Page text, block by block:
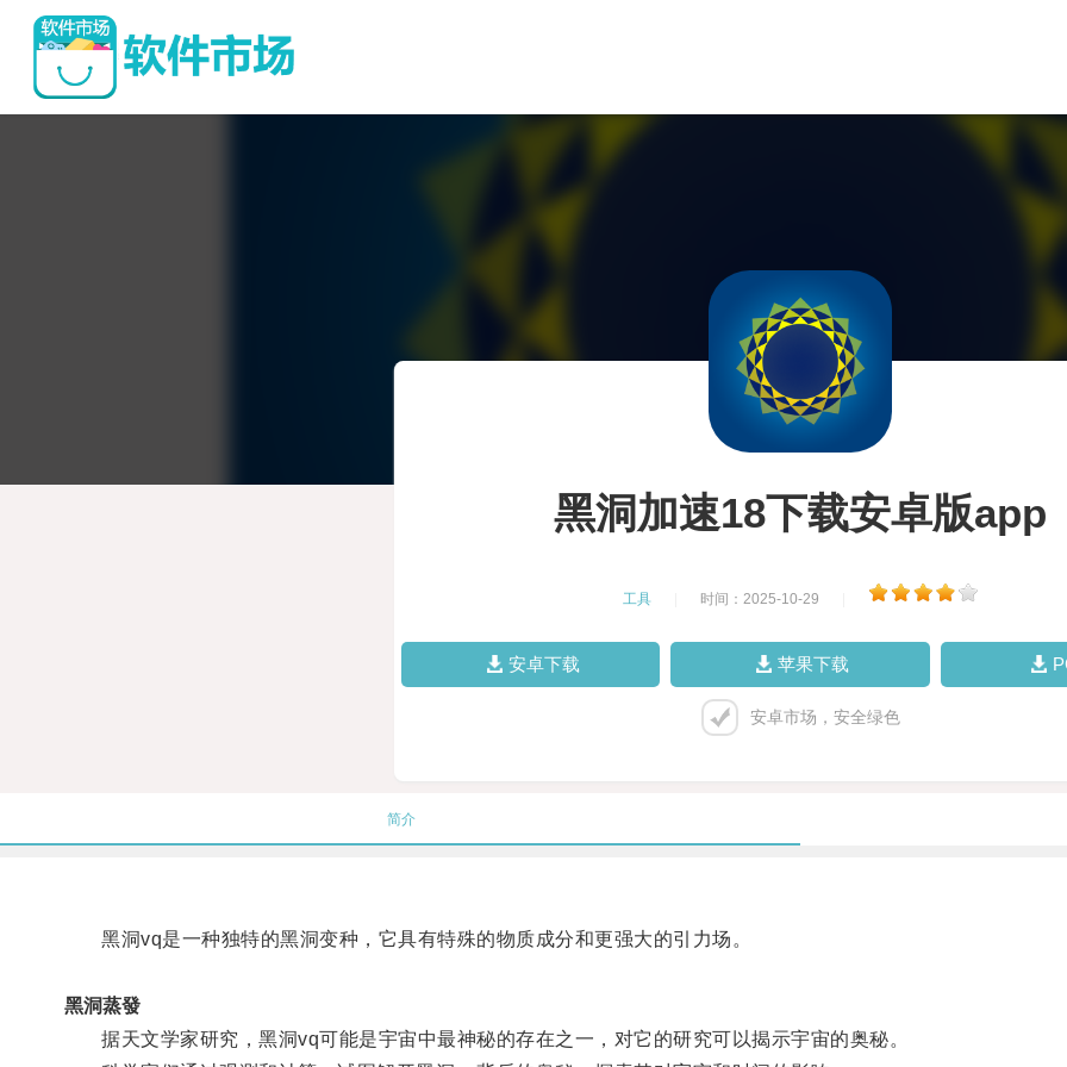
黑洞加速18下载安卓版app
工具 时间：2025-10-29
安卓下载 苹果下载
安卓市场，安全绿色
简介
黑洞vq是一种独特的黑洞变种，它具有特殊的物质成分和更强大的引力场。
黑洞蒸發
据天文学家研究，黑洞vq可能是宇宙中最神秘的存在之一，对它的研究可以揭示宇宙的奥秘。